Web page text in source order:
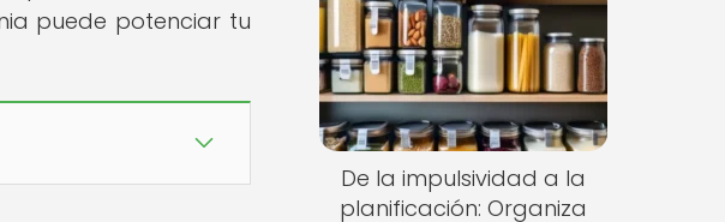
puede potenciar tu
De la impulsividad a la
planificación: Organiza